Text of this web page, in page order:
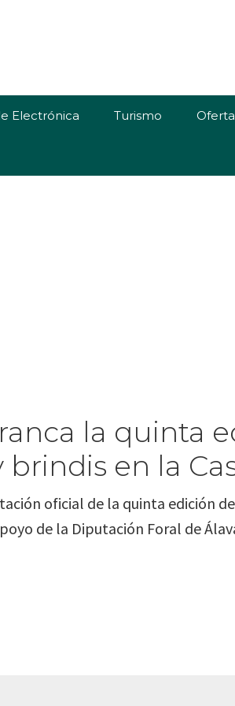
Electrónica Turismo
la quinta
en la
oficial de la quinta edición
de la Diputación Foral de